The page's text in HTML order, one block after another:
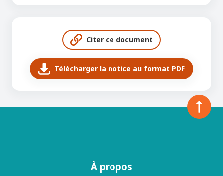
Citer ce document
Télécharger la notice au format PDF
À propos